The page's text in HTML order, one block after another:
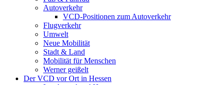
Autoverkehr
VCD-Positionen zum Autoverkehr
Flugverkehr
Umwelt
Neue Mobilität
Stadt & Land
Mobilität für Menschen
Werner geißelt
Der VCD vor Ort in Hessen